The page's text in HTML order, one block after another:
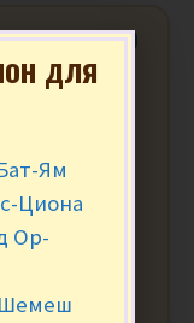
300
для
Ям
Циона
Ор-
Шемеш